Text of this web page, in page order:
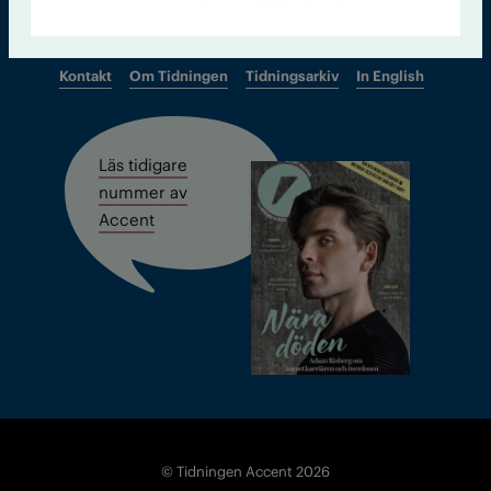
Kontakt Om Tidningen Tidningsarkiv In English
Läs tidigare
nummer av
Accent
© Tidningen Accent 2026